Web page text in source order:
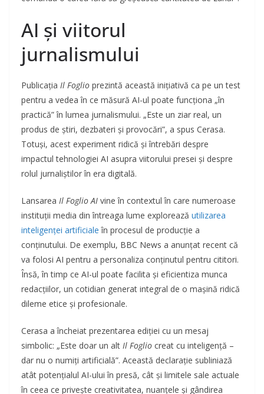
AI și viitorul
jurnalismului
Publicația Il Foglio prezintă această inițiativă ca pe un test
pentru a vedea în ce măsură AI-ul poate funcționa „în
practică” în lumea jurnalismului. „Este un ziar real, un
produs de știri, dezbateri și provocări”, a spus Cerasa.
Totuși, acest experiment ridică și întrebări despre
impactul tehnologiei AI asupra viitorului presei și despre
rolul jurnaliștilor în era digitală.
Lansarea Il Foglio AI vine în contextul în care numeroase
instituții media din întreaga lume explorează utilizarea
inteligenței artificiale în procesul de producție a
conținutului. De exemplu, BBC News a anunțat recent că
va folosi AI pentru a personaliza conținutul pentru cititori.
Însă, în timp ce AI-ul poate facilita și eficientiza munca
redacțiilor, un cotidian generat integral de o mașină ridică
dileme etice și profesionale.
Cerasa a încheiat prezentarea ediției cu un mesaj
simbolic: „Este doar un alt Il Foglio creat cu inteligență –
dar nu o numiți artificială”. Această declarație subliniază
atât potențialul AI-ului în presă, cât și limitele sale actuale
în ceea ce privește creativitatea, nuanțele și gândirea